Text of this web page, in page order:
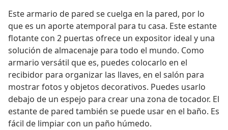
Este armario de pared se cuelga en la pared, por lo
que es un aporte atemporal para tu casa. Este estante
flotante con 2 puertas ofrece un expositor ideal y una
solución de almacenaje para todo el mundo. Como
armario versátil que es, puedes colocarlo en el
recibidor para organizar las llaves, en el salón para
mostrar fotos y objetos decorativos. Puedes usarlo
debajo de un espejo para crear una zona de tocador. El
estante de pared también se puede usar en el baño. Es
fácil de limpiar con un paño húmedo.